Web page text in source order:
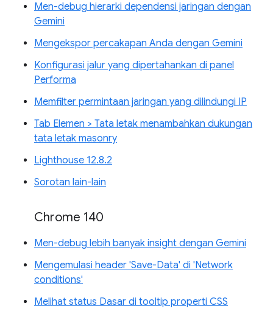
Men-debug hierarki dependensi jaringan dengan
Gemini
Mengekspor percakapan Anda dengan Gemini
Konfigurasi jalur yang dipertahankan di panel
Performa
Memfilter permintaan jaringan yang dilindungi IP
Tab Elemen > Tata letak menambahkan dukungan
tata letak masonry
Lighthouse 12.8.2
Sorotan lain-lain
Chrome 140
Men-debug lebih banyak insight dengan Gemini
Mengemulasi header 'Save-Data' di 'Network
conditions'
Melihat status Dasar di tooltip properti CSS